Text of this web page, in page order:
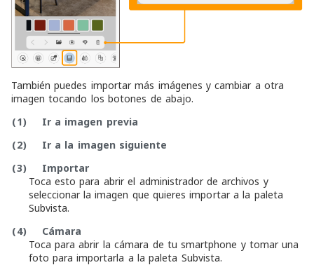
También puedes importar más imágenes y cambiar a otra
imagen tocando los botones de abajo.
(1)
Ir a imagen previa
(2)
Ir a la imagen siguiente
(3)
Importar
Toca esto para abrir el administrador de archivos y
seleccionar la imagen que quieres importar a la paleta
Subvista.
(4)
Cámara
Toca para abrir la cámara de tu smartphone y tomar una
foto para importarla a la paleta Subvista.